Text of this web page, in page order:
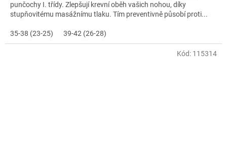
punčochy I. třídy. Zlepšují krevní oběh vašich nohou, díky
stupňovitému masážnímu tlaku. Tím preventivně působí proti...
35-38 (23-25) 39-42 (26-28)
Kód: 115314